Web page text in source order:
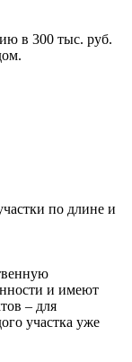
в 300 тыс. руб.
по длине и
и имеют
– для
участка уже